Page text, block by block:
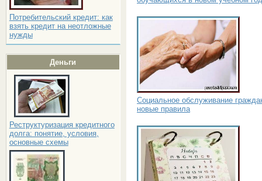
Потребительский кредит: как
взять кредит на неотложные
нужды
Деньги
Реструктуризация кредитного
долга: понятие, условия,
основные схемы
Социальное обслуживание
новые правила